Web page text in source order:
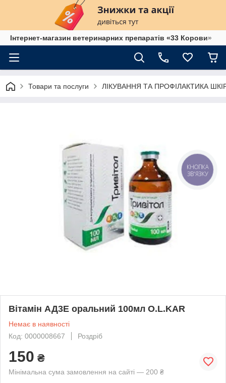
Інтернет-магазин ветеринарних препаратів «33 Корови»
Товари та послуги ЛІКУВАННЯ ТА ПРОФІЛАКТИКА
Вітамін АД3Е оральний 100мл O.L.KAR
Немає в наявності
Код: 0000008667
Роздріб
150 ₴
Мінімальна сума замовлення на сайті — 200 ₴
КНОПКА
ЗВ'ЯЗКУ